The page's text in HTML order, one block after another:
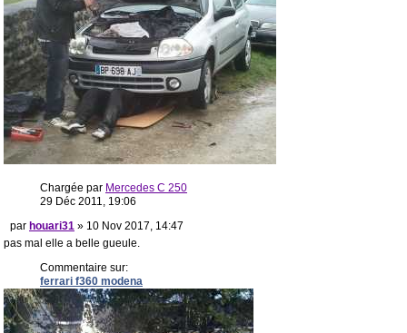
Chargée par Mercedes C 250
29 Déc 2011, 19:06
par houari31 » 10 Nov 2017, 14:47
pas mal elle a belle gueule.
Commentaire sur:
ferrari f360 modena